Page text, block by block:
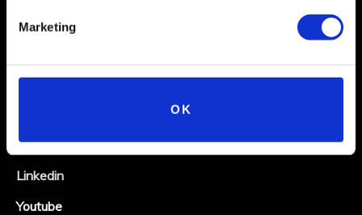
Marketing
OK
Social
Instagram
X
Linkedin
Youtube